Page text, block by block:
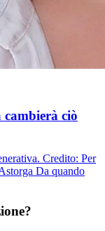
ciò
Credito: Per
Da quando